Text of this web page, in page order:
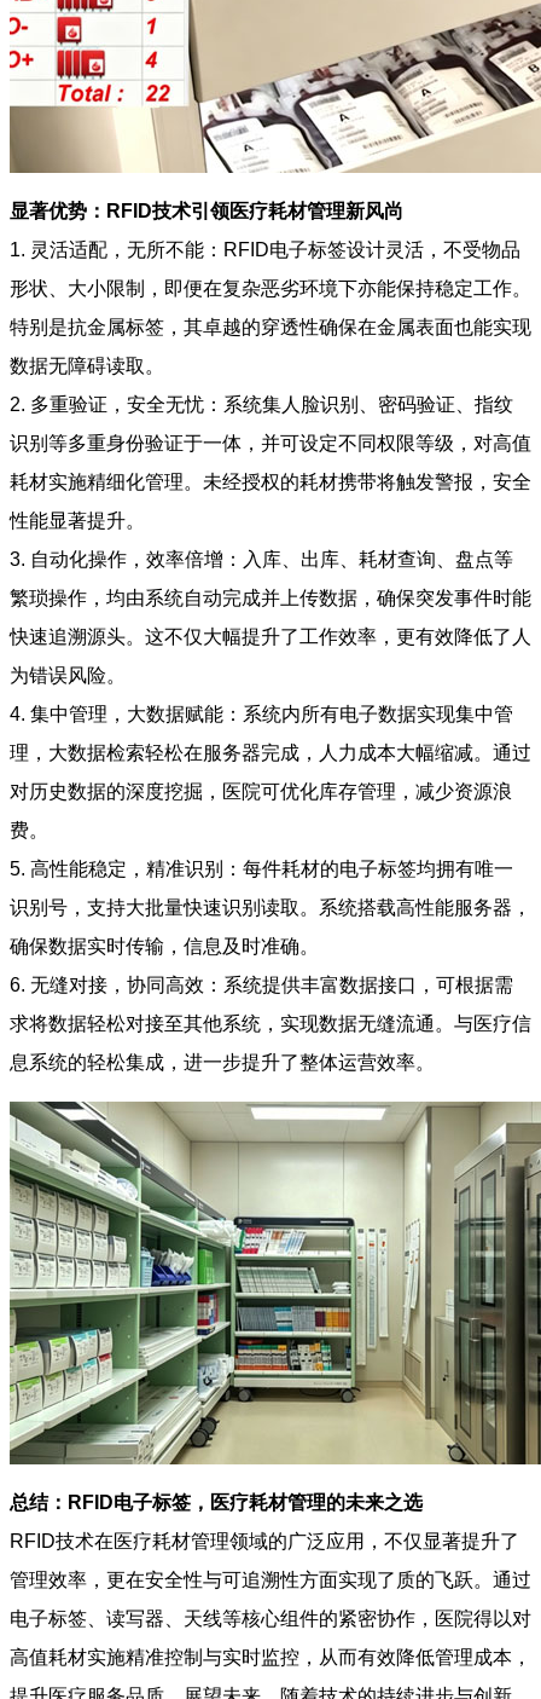
显著优势：RFID技术引领医疗耗材管理新风尚
1. 灵活适配，无所不能：RFID电子标签设计灵活，不受物品
形状、大小限制，即便在复杂恶劣环境下亦能保持稳定工作。
特别是抗金属标签，其卓越的穿透性确保在金属表面也能实现
数据无障碍读取。
2. 多重验证，安全无忧：系统集人脸识别、密码验证、指纹
识别等多重身份验证于一体，并可设定不同权限等级，对高值
耗材实施精细化管理。未经授权的耗材携带将触发警报，安全
性能显著提升。
3. 自动化操作，效率倍增：入库、出库、耗材查询、盘点等
繁琐操作，均由系统自动完成并上传数据，确保突发事件时能
快速追溯源头。这不仅大幅提升了工作效率，更有效降低了人
为错误风险。
4. 集中管理，大数据赋能：系统内所有电子数据实现集中管
理，大数据检索轻松在服务器完成，人力成本大幅缩减。通过
对历史数据的深度挖掘，医院可优化库存管理，减少资源浪
费。
5. 高性能稳定，精准识别：每件耗材的电子标签均拥有唯一
识别号，支持大批量快速识别读取。系统搭载高性能服务器，
确保数据实时传输，信息及时准确。
6. 无缝对接，协同高效：系统提供丰富数据接口，可根据需
求将数据轻松对接至其他系统，实现数据无缝流通。与医疗信
息系统的轻松集成，进一步提升了整体运营效率。
总结：RFID电子标签，医疗耗材管理的未来之选
RFID技术在医疗耗材管理领域的广泛应用，不仅显著提升了
管理效率，更在安全性与可追溯性方面实现了质的飞跃。通过
电子标签、读写器、天线等核心组件的紧密协作，医院得以对
高值耗材实施精准控制与实时监控，从而有效降低管理成本，